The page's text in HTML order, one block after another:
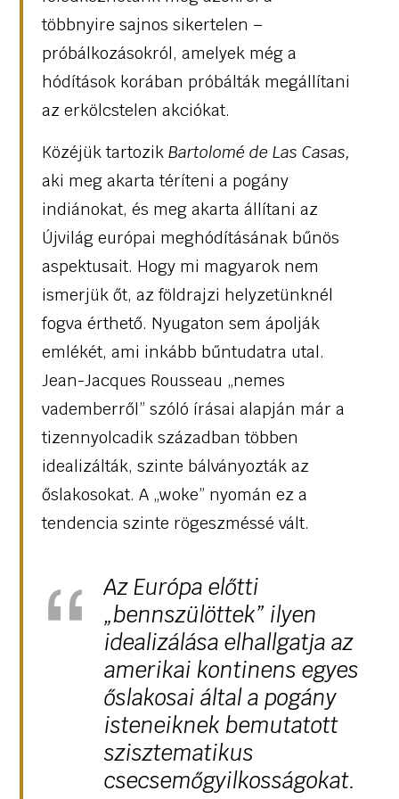
többnyire sajnos sikertelen –
próbálkozásokról, amelyek még a
hódítások korában próbálták megállítani
az erkölcstelen akciókat.
Közéjük tartozik Bartolomé de Las Casas,
aki meg akarta téríteni a pogány
indiánokat, és meg akarta állítani az
Újvilág európai meghódításának bűnös
aspektusait. Hogy mi magyarok nem
ismerjük őt, az földrajzi helyzetünknél
fogva érthető. Nyugaton sem ápolják
emlékét, ami inkább bűntudatra utal.
Jean-Jacques Rousseau „nemes
vademberről” szóló írásai alapján már a
tizennyolcadik században többen
idealizálták, szinte bálványozták az
őslakosokat. A „woke” nyomán ez a
tendencia szinte rögeszméssé vált.
Az Európa előtti
„bennszülöttek” ilyen
idealizálása elhallgatja az
amerikai kontinens egyes
őslakosai által a pogány
isteneiknek bemutatott
szisztematikus
csecsemőgyilkosságokat.